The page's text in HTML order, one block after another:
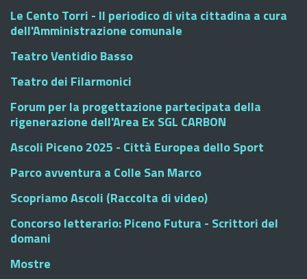
Le Cento Torri - Il periodico di vita cittadina a cura
dell'Amministrazione comunale
Teatro Ventidio Basso
Teatro dei Filarmonici
Forum per la progettazione partecipata della
rigenerazione dell'Area Ex SGL CARBON
Ascoli Piceno 2025 - Città Europea dello Sport
Parco avventura a Colle San Marco
Scopriamo Ascoli (Raccolta di video)
Concorso letterario: Piceno Futura - Scrittori del
domani
Mostre